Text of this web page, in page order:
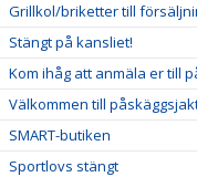
Grillkol/briketter till
Stängt på kansliet!
Kom ihåg att anmäla er till
Välkommen till
SMART-butiken
Sportlovs stängt